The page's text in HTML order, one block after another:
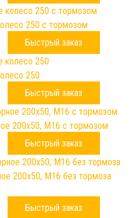
250 с тормозом
Быстрый заказ
250
Быстрый заказ
200х50, М16 с тормозом
Быстрый заказ
200х50, М16 без тормоза
Быстрый заказ